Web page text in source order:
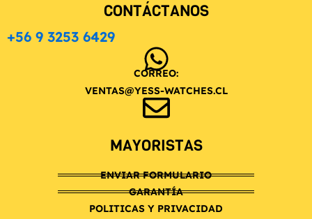
CONTÁCTANOS
+56 9 3253 6429
CORREO:
VENTAS@YESS-WATCHES.CL
MAYORISTAS
ENVIAR FORMULARIO
GARANTÍA
POLITICAS Y PRIVACIDAD